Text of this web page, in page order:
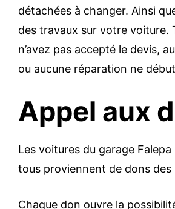
détachées à changer. Ainsi
des travaux sur votre voiture.
n’avez pas accepté le devis,
ou aucune réparation ne
Appel aux
Les voitures du garage
tous proviennent de dons des
Chaque don ouvre la